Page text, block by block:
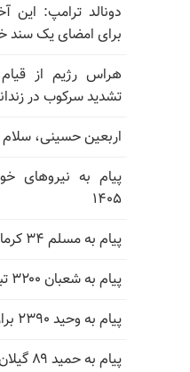
دونالد ترامپ: این
برای امضای یک
هراس رژیم از
تشدید سرکوب در
اربعین حسینی، سلام
۱۴۰۵
پیام به مسلم ۳۴ کرمانشاه
پیام به شعبان ۳۲۰۰ تبریز
پیام به وحید ۲۳۹۰ برازجان
پیام به حمید ۸۹ گیلان